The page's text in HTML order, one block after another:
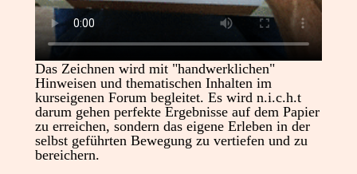
Das Zeichnen wird mit "handwerklichen"
Hinweisen und thematischen Inhalten im
kurseigenen Forum begleitet. Es wird n.i.c.h.t
darum gehen perfekte Ergebnisse auf dem Papier
zu erreichen, sondern das eigene Erleben in der
selbst geführten Bewegung zu vertiefen und zu
bereichern.